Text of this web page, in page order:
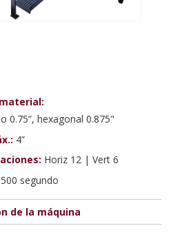
0.75”, hexagonal 0.875"
4”
Horiz 12 | Vert 6
segundo
de la máquina